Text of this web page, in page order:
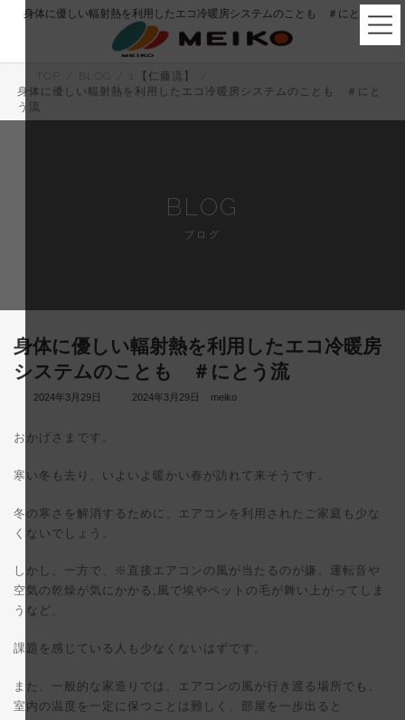
キ
に
身体に優しい輻射熱を利用したエコ冷暖房システムのことも ＃にとう流
TOP BLOG
1.【仁藤流】
身体に優しい輻射熱を利用したエコ冷暖房システムのことも ＃にと
う流
BLOG
ブログ
身体に優しい輻射熱を利用したエコ冷暖房
システムのことも ＃にとう流
2024年3月29日
最
:
2024年3月29日 meiko
おかげさまです。
寒い冬も去り、いよいよ暖かい春が訪れて来そうです。
冬の寒さを解消するために、エアコンを利用されたご家庭も少な
くないでしょう。
しかし、一方で、※直接エアコンの風が当たるのが嫌、運転音や
空気の乾燥が気にかかる,風で埃やペットの毛が舞い上がってしま
うなど、
課題を感じている人も少なくないはずです。
また、一般的な家造りでは、エアコンの風が行き渡る場所でも、
室内の温度を一定に保つことは難しく、部屋を一歩出ると